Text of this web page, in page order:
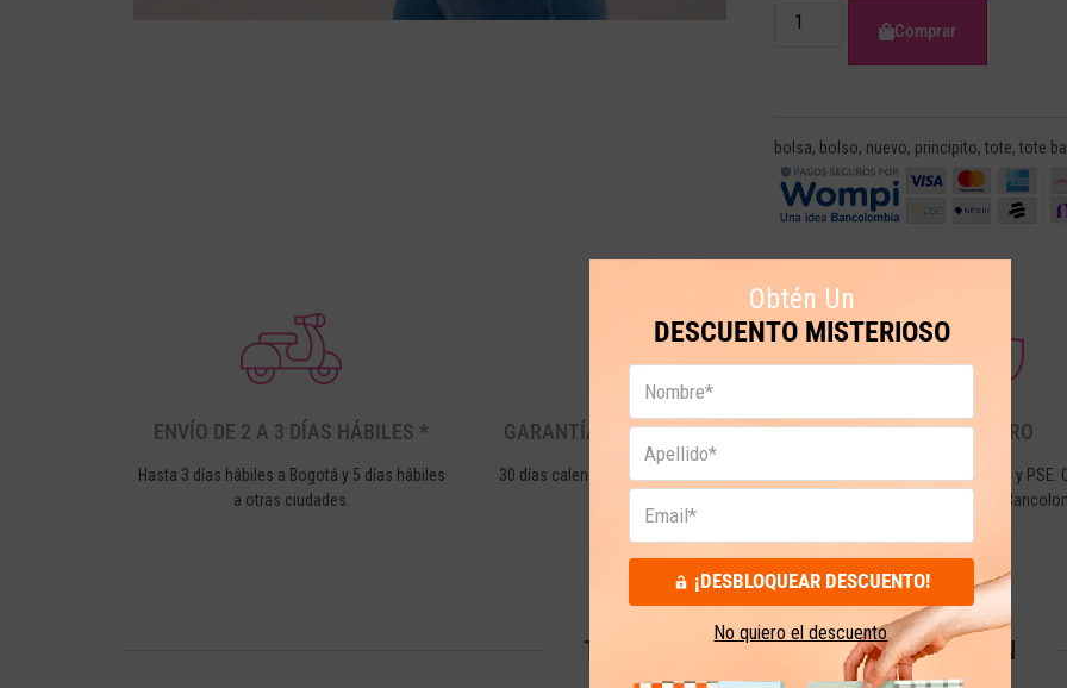
Comprar
bolsa, bolso, nuevo, principito, tote, tote
ENVÍO DE 2 A 3 DÍAS HÁBILES *
Hasta 3 días hábiles a Bogotá y 5 días hábiles
a otras ciudades.
GARANTÍA Y DEVOLUCIONES
30 días calendario desde la fecha de tu
PAGO SEGURO
Tarjetas de crédito, débito y PSE.
seguridad de Wompi de
TESTIMONIOS QUE NOS ENORGULLECEN
¡DESBLOQUEAR DESCUENTO!
No quiero el descuento
Obtén Un
DESCUENTO MISTERIOSO